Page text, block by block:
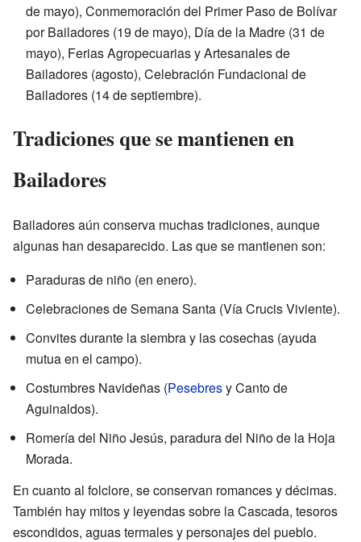
de mayo), Conmemoración del Primer Paso de Bolívar
por Bailadores (19 de mayo), Día de la Madre (31 de
mayo), Ferias Agropecuarias y Artesanales de
Bailadores (agosto), Celebración Fundacional de
Bailadores (14 de septiembre).
Tradiciones que se mantienen en
Bailadores
Bailadores aún conserva muchas tradiciones, aunque
algunas han desaparecido. Las que se mantienen son:
Paraduras de niño (en enero).
Celebraciones de Semana Santa (Vía Crucis Viviente).
Convites durante la siembra y las cosechas (ayuda
mutua en el campo).
Costumbres Navideñas (Pesebresy Canto de
Aguinaldos).
Romería del Niño Jesús, paradura del Niño de la Hoja
Morada.
En cuanto al folclore, se conservan romances y décimas.
También hay mitos y leyendas sobre la Cascada, tesoros
escondidos, aguas termales y personajes del pueblo.